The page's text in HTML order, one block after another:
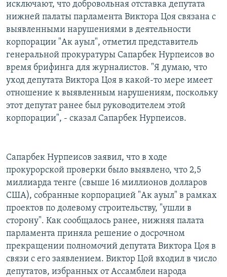
поиску
ТОҶИКӢ
TÜRKMENÇE
Все сайты РСЕ/РС
исключают, что добровольная отставка депутата
нижней палаты парламента Виктора Цоя связана с
выявленными нарушениями в деятельности
корпорации "Ак ауыл", отметил представитель
генеральной прокуратуры Сапарбек Нурпеисов во
время брифинга для журналистов. "Я думаю, что
уход депутата Виктора Цоя в какой-то мере имеет
отношение к выявленным нарушениям, поскольку
этот депутат ранее был руководителем этой
корпорации", - сказал Сапарбек Нурпеисов.
Сапарбек Нурпеисов заявил, что в ходе
прокурорской проверки было выявлено, что 2,5
миллиарда тенге (свыше 16 миллионов долларов
США), собранные корпорацией "Ак ауыл" в рамках
проектов по долевому строительству, "ушли в
сторону". Как сообщалось ранее, нижняя палата
парламента приняла решение о досрочном
прекращении полномочий депутата Виктора Цоя в
связи с его заявлением. Виктор Цой входил в число
депутатов, избранных от Ассамблеи народа